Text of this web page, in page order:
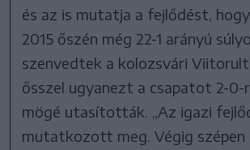
és az is mutatja a fejlődést,
2015 őszén még 22-1 arányú
szenvedtek a kolozsvári
ősszel ugyanezt a csapatot 2-0-
mögé utasították. „Az igazi
mutatkozott meg. Végig szépen